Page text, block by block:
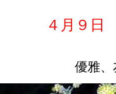
４月９日
優雅